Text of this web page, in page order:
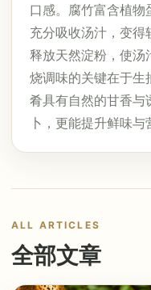
口感。腐竹富含植物
充分吸收汤汁，变得
释放天然淀粉，使汤
烧调味的关键在于生
肴具有自然的甘香与
卜，更能提升鲜味与
ALL ARTICLES
全部文章